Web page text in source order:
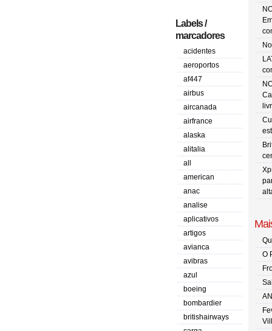
Labels /
marcadores
acidentes
aeroportos
af447
airbus
aircanada
airfrance
alaska
alitalia
all
american
anac
analise
aplicativos
artigos
avianca
avibras
azul
boeing
bombardier
britishairways
O